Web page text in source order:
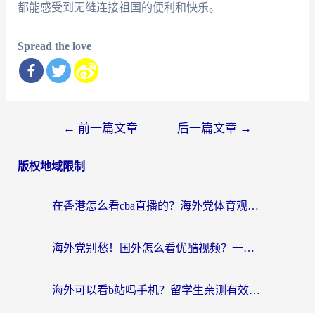
都能感受到无缝连接祖国的便利和快乐。
Spread the love
导
← 前一篇文章 后一篇文章 →
版权地域限制
在香港怎么看cba直播的？海外党体育观赛终极指南：告别版权限制，畅享中文解说
海外党别愁！国外怎么看优酷视频？一招解决追剧、看直播难题
海外可以看b站吗手机？留学生亲测有效的回国加速指南